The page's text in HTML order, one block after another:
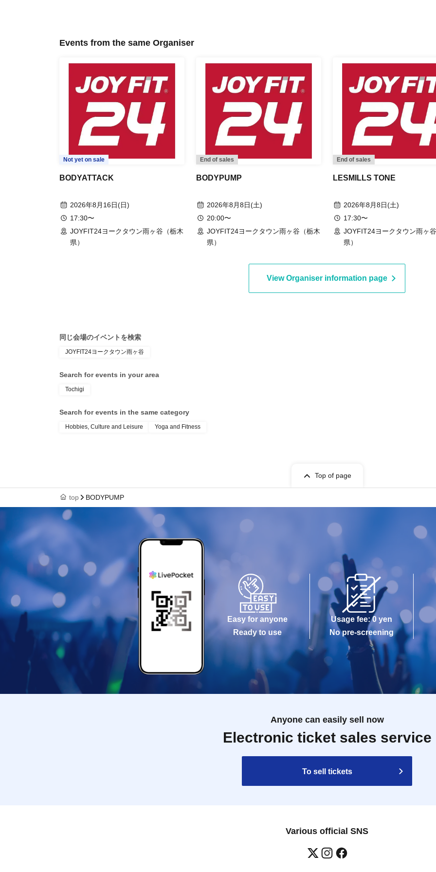
Events from the same Organiser
Not yet on sale
BODYATTACK
2026年8月16日(日)
17:30〜
JOYFIT24ヨークタウン雨ヶ谷（栃木
県）
End of sales
BODYPUMP
2026年8月8日(土)
20:00〜
JOYFIT24ヨークタウン雨ヶ谷（栃木
県）
End of sales
LESMILLS TONE
2026年8月8日(土)
17:30〜
JOYFIT24ヨークタウン雨ヶ
県）
View Organiser information page
同じ会場のイベントを検索
JOYFIT24ヨークタウン雨ヶ谷
Search for events in your area
Tochigi
Search for events in the same category
Hobbies, Culture and Leisure Yoga and Fitness
Top of page
top BODYPUMP
Easy for anyone
Ready to use
Usage fee: 0 yen
No pre-screening
Anyone can easily sell now
Electronic ticket sales service
To sell tickets
Various official SNS